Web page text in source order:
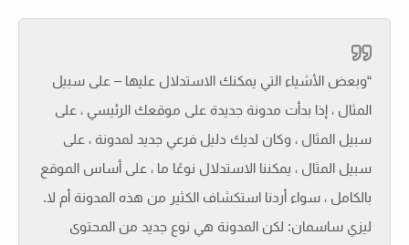
“وبعض الأشياء التي يمكنك الاستدلال عليها – على سبيل
المثال ، إذا بدأت مدونة جديدة على موقعك الرئيسي ، على
سبيل المثال ، وكان لديك دليل فرعي جديد لمدونة ، على
سبيل المثال ، يمكننا الاستدلال نوعًا ما ، على أساس الموقع
بالكامل ، سواء أردنا استكشاف الكثير من هذه المدونة أم لا.
ليزي ساسمان: لكن المدونة هي نوع جديد من المحتوى